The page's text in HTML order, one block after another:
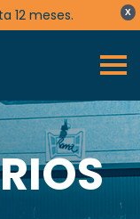
X
12 meses.